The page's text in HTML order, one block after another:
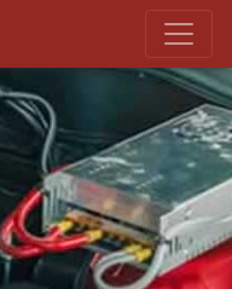
Bar